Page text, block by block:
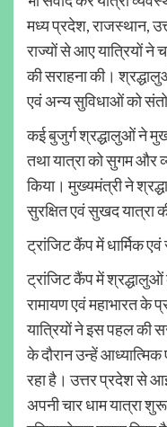
मध्य प्रदेश, राजस्थान,
राज्यों से आए यात्रियों ने
की सराहना की।
एवं अन्य सुविधाओं को
कई बुजुर्ग श्रद्धालुओं ने
तथा यात्रा को सुगम और
किया। मुख्यमंत्री ने
सुरक्षित एवं सुखद यात्रा
ट्रांजिट कैंप में धार्मिक
ट्रांजिट कैंप में
रामायण एवं महाभारत के
यात्रियों ने इस पहल की
के दौरान उन्हें
रहा है। उत्तर प्रदेश से
अपनी चार धाम यात्रा